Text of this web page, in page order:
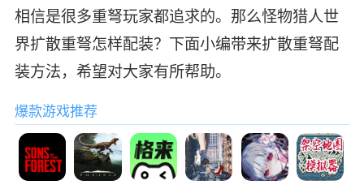
相信是很多重弩玩家都追求的。那么怪物猎人世
界扩散重弩怎样配装？下面小编带来扩散重弩配
装方法，希望对大家有所帮助。
爆款游戏推荐